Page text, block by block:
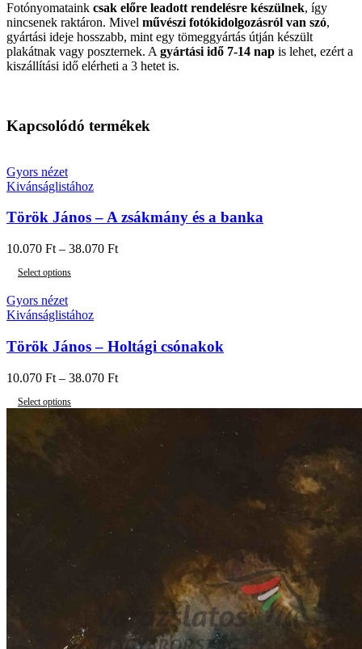
Fotónyomataink csak előre leadott rendelésre készülnek, így
nincsenek raktáron. Mivel művészi fotókidolgozásról van szó,
gyártási ideje hosszabb, mint egy tömeggyártás útján készült
plakátnak vagy poszternek. A gyártási idő 7-14 nap is lehet, ezért a
kiszállítási idő elérheti a 3 hetet is.
Kapcsolódó termékek
Gyors nézet
Kivánságlistához
Török János – A zsákmány és a banka
10.070 Ft – 38.070 Ft
Select options
Gyors nézet
Kivánságlistához
Török János – Holtági csónakok
10.070 Ft – 38.070 Ft
Select options